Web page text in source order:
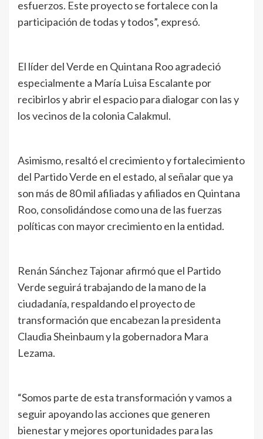
esfuerzos. Este proyecto se fortalece con la
participación de todas y todos”, expresó.
El líder del Verde en Quintana Roo agradeció
especialmente a María Luisa Escalante por
recibirlos y abrir el espacio para dialogar con las y
los vecinos de la colonia Calakmul.
Asimismo, resaltó el crecimiento y fortalecimiento
del Partido Verde en el estado, al señalar que ya
son más de 80 mil afiliadas y afiliados en Quintana
Roo, consolidándose como una de las fuerzas
políticas con mayor crecimiento en la entidad.
Renán Sánchez Tajonar afirmó que el Partido
Verde seguirá trabajando de la mano de la
ciudadanía, respaldando el proyecto de
transformación que encabezan la presidenta
Claudia Sheinbaum y la gobernadora Mara
Lezama.
“Somos parte de esta transformación y vamos a
seguir apoyando las acciones que generen
bienestar y mejores oportunidades para las